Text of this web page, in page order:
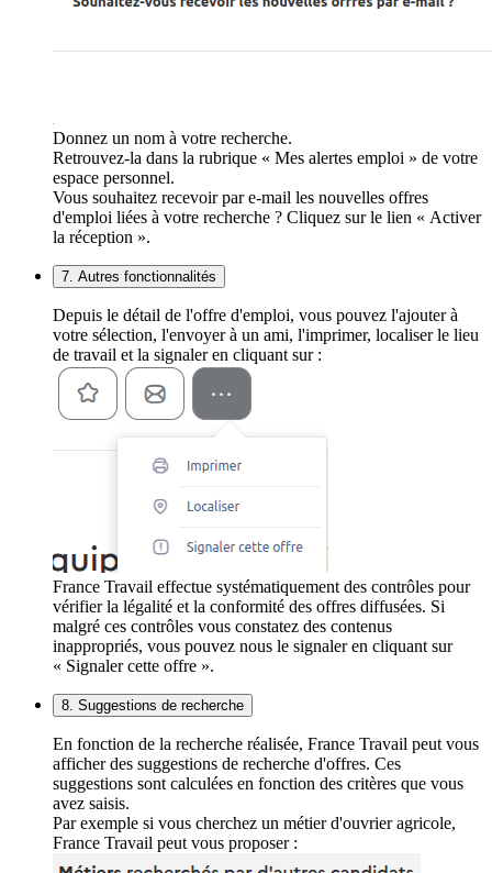
Donnez un nom à votre recherche.
Retrouvez-la dans la rubrique « Mes alertes emploi » de votre
espace personnel.
Vous souhaitez recevoir par e-mail les nouvelles offres
d'emploi liées à votre recherche ? Cliquez sur le lien « Activer
la réception ».
7. Autres fonctionnalités
Depuis le détail de l'offre d'emploi, vous pouvez l'ajouter à
votre sélection, l'envoyer à un ami, l'imprimer, localiser le lieu
de travail et la signaler en cliquant sur :
France Travail effectue systématiquement des contrôles pour
vérifier la légalité et la conformité des offres diffusées. Si
malgré ces contrôles vous constatez des contenus
inappropriés, vous pouvez nous le signaler en cliquant sur
« Signaler cette offre ».
8. Suggestions de recherche
En fonction de la recherche réalisée, France Travail peut vous
afficher des suggestions de recherche d'offres. Ces
suggestions sont calculées en fonction des critères que vous
avez saisis.
Par exemple si vous cherchez un métier d'ouvrier agricole,
France Travail peut vous proposer :